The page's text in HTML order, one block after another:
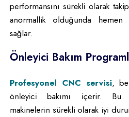
performansını sürekli olarak
anormallik olduğunda hemen
sağlar.
Önleyici Bakım
Profesyonel CNC servisi,
önleyici bakımı içerir. Bu
makinelerin sürekli olarak iyi